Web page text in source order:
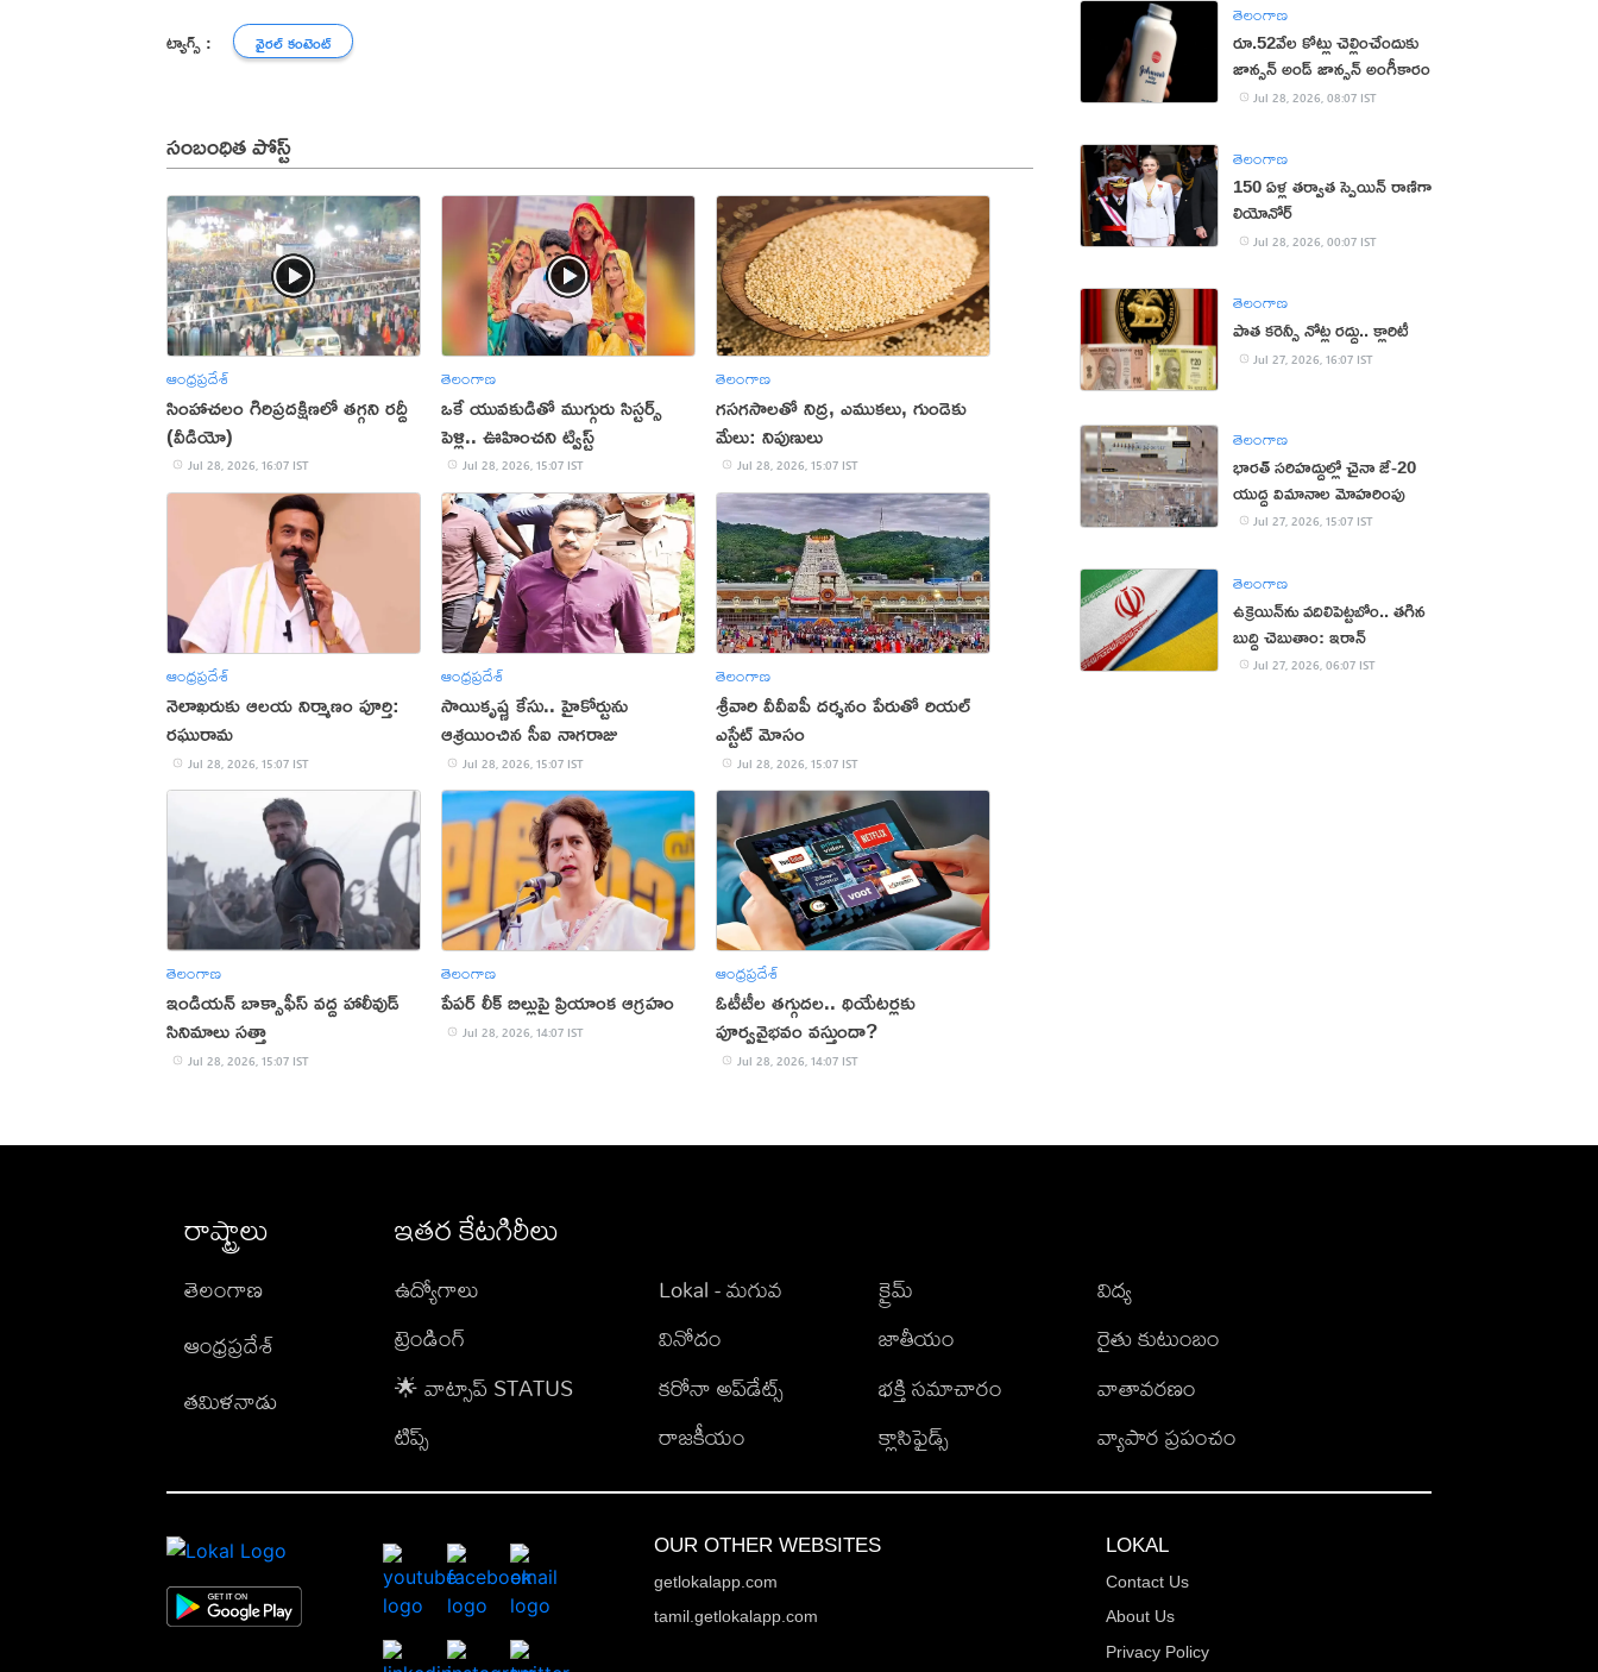
ట్యాగ్స్ : వైరల్ కంటెంట్
సంబంధిత పోస్ట్
ఆంధ్రప్రదేశ్
సింహాచలం గిరిప్రదక్షిణలో తగ్గని రద్దీ
(వీడియో)
Jul 28, 2026, 16:07 IST
తెలంగాణ
ఒకే యువకుడితో ముగ్గురు సిస్టర్స్
పెళ్లి.. ఊహించని ట్విస్ట్
Jul 28, 2026, 15:07 IST
తెలంగాణ
గసగసాలతో నిద్ర, ఎముకలు, గుండెకు
మేలు: నిపుణులు
Jul 28, 2026, 15:07 IST
ఆంధ్రప్రదేశ్
నెలాఖరుకు ఆలయ నిర్మాణం పూర్తి:
రఘురామ
Jul 28, 2026, 15:07 IST
ఆంధ్రప్రదేశ్
సాయికృష్ణ కేసు.. హైకోర్టును
ఆశ్రయించిన సీఐ నాగరాజు
Jul 28, 2026, 15:07 IST
తెలంగాణ
శ్రీవారి వీవీఐపీ దర్శనం పేరుతో రియల్
ఎస్టేట్ మోసం
Jul 28, 2026, 15:07 IST
తెలంగాణ
ఇండియన్ బాక్సాఫీస్ వద్ద హాలీవుడ్
సినిమాలు సత్తా
Jul 28, 2026, 15:07 IST
తెలంగాణ
పేపర్ లీక్ బిల్లుపై ప్రియాంక ఆగ్రహం
Jul 28, 2026, 14:07 IST
ఆంధ్రప్రదేశ్
ఓటీటీల తగ్గుదల.. థియేటర్లకు
పూర్వవైభవం వస్తుందా?
Jul 28, 2026, 14:07 IST
తెలంగాణ
రూ.52వేల కోట్లు చెల్లించేందుకు
జాన్సన్‌ అండ్‌ జాన్సన్‌ అంగీకారం
Jul 28, 2026, 08:07 IST
తెలంగాణ
150 ఏళ్ల తర్వాత స్పెయిన్ రాణిగా
లియోనోర్‌
Jul 28, 2026, 00:07 IST
తెలంగాణ
పాత కరెన్సీ నోట్ల రద్దు.. క్లారిటీ
Jul 27, 2026, 16:07 IST
తెలంగాణ
భారత్ సరిహద్దుల్లో చైనా జే-20
యుద్ధ విమానాల మోహరింపు
Jul 27, 2026, 15:07 IST
తెలంగాణ
ఉక్రెయిన్‌ను వదిలిపెట్టబోం.. తగిన
బుద్ధి చెబుతాం: ఇరాన్‌
Jul 27, 2026, 06:07 IST
రాష్ట్రాలు
తెలంగాణ
ఆంధ్రప్రదేశ్
తమిళనాడు
ఇతర కేటగిరీలు
ఉద్యోగాలు
ట్రెండింగ్
🌟 వాట్సాప్ STATUS
టిప్స్
Lokal - మగువ
వినోదం
కరోనా అప్‌డేట్స్
రాజకీయం
క్రైమ్
జాతీయం
భక్తి సమాచారం
క్లాసిఫైడ్స్
విద్య
రైతు కుటుంబం
వాతావరణం
వ్యాపార ప్రపంచం
OUR OTHER WEBSITES
getlokalapp.com
tamil.getlokalapp.com
LOKAL
Contact Us
About Us
Privacy Policy